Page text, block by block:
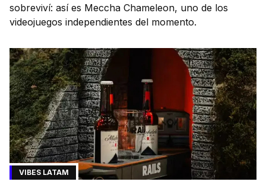
sobreviví: así es Meccha Chameleon, uno de los
videojuegos independientes del momento.
VIBES LATAM